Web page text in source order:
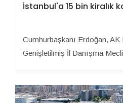
İstanbul'a 15 bin kiralık
Cumhurbaşkanı Erdoğan, AK
Genişletilmiş İl Danışma